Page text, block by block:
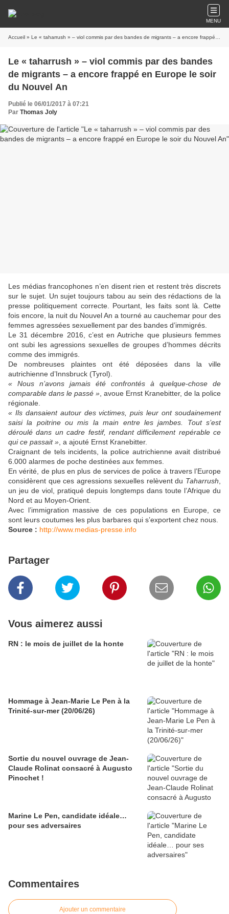
MENU
Accueil » Le « taharrush » – viol commis par des bandes de migrants – a encore frappé en Europe le soir du Nouvel An
Le « taharrush » – viol commis par des bandes
de migrants – a encore frappé en Europe le soir
du Nouvel An
Publié le 06/01/2017 à 07:21
Par Thomas Joly
Les médias francophones n’en disent rien et restent très discrets
sur le sujet. Un sujet toujours tabou au sein des rédactions de la
presse politiquement correcte. Pourtant, les faits sont là. Cette
fois encore, la nuit du Nouvel An a tourné au cauchemar pour des
femmes agressées sexuellement par des bandes d’immigrés.
Le 31 décembre 2016, c’est en Autriche que plusieurs femmes
ont subi les agressions sexuelles de groupes d’hommes décrits
comme des immigrés.
De nombreuses plaintes ont été déposées dans la ville
autrichienne d’Innsbruck (Tyrol).
« Nous n’avons jamais été confrontés à quelque-chose de
comparable dans le passé » , avoue Ernst Kranebitter, de la police
régionale.
« Ils dansaient autour des victimes, puis leur ont soudainement
saisi la poitrine ou mis la main entre les jambes. Tout s’est
déroulé dans un cadre festif, rendant difficilement repérable ce
qui ce passait » , a ajouté Ernst Kranebitter.
Craignant de tels incidents, la police autrichienne avait distribué
6.000 alarmes de poche destinées aux femmes.
En vérité, de plus en plus de services de police à travers l’Europe
considèrent que ces agressions sexuelles relèvent du Taharrush
un jeu de viol, pratiqué depuis longtemps dans toute l’Afrique du
Nord et au Moyen-Orient.
Avec l’immigration massive de ces populations en Europe, ce
sont leurs coutumes les plus barbares qui s’exportent chez nous.
Source : http://www.medias-presse.info
Partager
Vous aimerez aussi
RN : le mois de juillet de la honte
Hommage à Jean-Marie Le Pen à la
Trinité-sur-mer (20/06/26)
Sortie du nouvel ouvrage de Jean-
Claude Rolinat consacré à Augusto
Pinochet !
Marine Le Pen, candidate idéale…
pour ses adversaires
Commentaires
Ajouter un commentaire